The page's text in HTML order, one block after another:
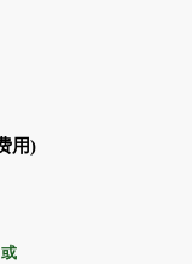
用)
或